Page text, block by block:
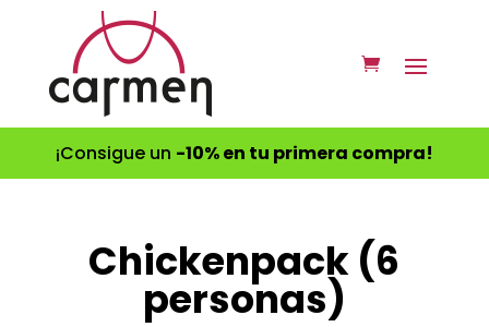
¡Consigue un -10% en tu primera compra!
Chickenpack (6
personas)